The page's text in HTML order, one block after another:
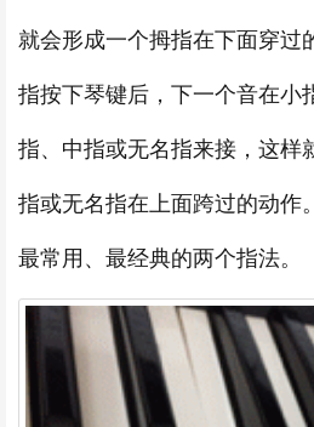
就会形成一个拇指在下面穿过
指按下琴键后，下一个音在小
指、中指或无名指来接，这样
指或无名指在上面跨过的动作
最常用、最经典的两个指法。